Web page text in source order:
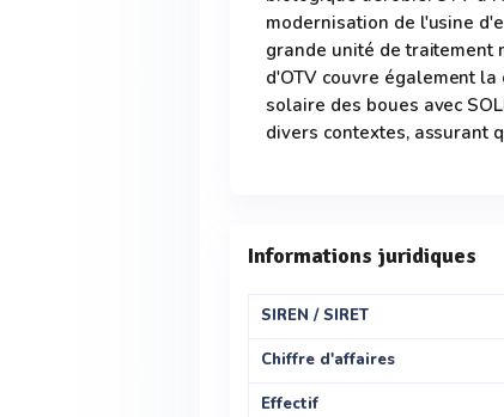
modernisation de l'usine
grande unité de traitement
d'OTV couvre également
solaire des boues avec
divers contextes, assurant
Informations juridiques
SIREN / SIRET
Chiffre d'affaires
Effectif